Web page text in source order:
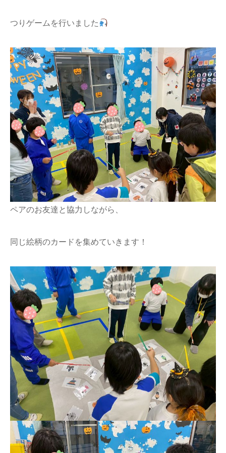
つりゲームを行いました
ペアのお友達と協力しながら、
同じ絵柄のカードを集めていきます！